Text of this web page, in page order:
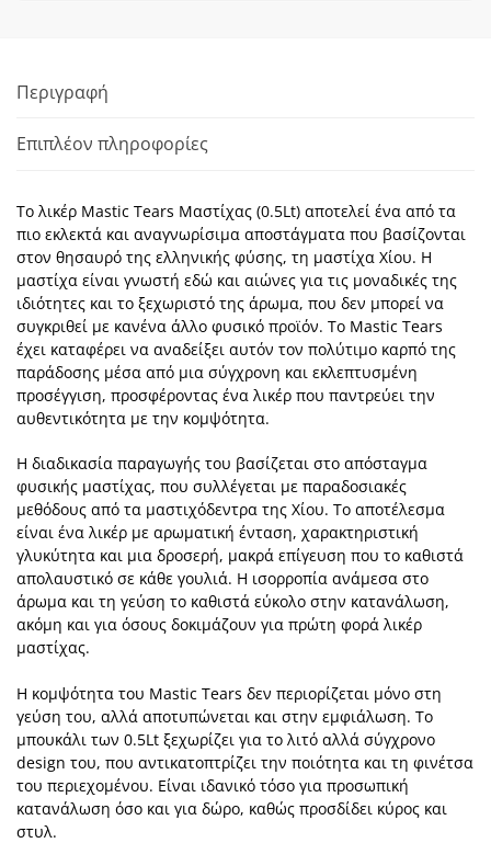
Περιγραφή
Επιπλέον πληροφορίες
Το λικέρ Mastic Tears Μαστίχας (0.5Lt) αποτελεί ένα από τα
πιο εκλεκτά και αναγνωρίσιμα αποστάγματα που βασίζονται
στον θησαυρό της ελληνικής φύσης, τη μαστίχα Χίου. Η
μαστίχα είναι γνωστή εδώ και αιώνες για τις μοναδικές της
ιδιότητες και το ξεχωριστό της άρωμα, που δεν μπορεί να
συγκριθεί με κανένα άλλο φυσικό προϊόν. Το Mastic Tears
έχει καταφέρει να αναδείξει αυτόν τον πολύτιμο καρπό της
παράδοσης μέσα από μια σύγχρονη και εκλεπτυσμένη
προσέγγιση, προσφέροντας ένα λικέρ που παντρεύει την
αυθεντικότητα με την κομψότητα.
Η διαδικασία παραγωγής του βασίζεται στο απόσταγμα
φυσικής μαστίχας, που συλλέγεται με παραδοσιακές
μεθόδους από τα μαστιχόδεντρα της Χίου. Το αποτέλεσμα
είναι ένα λικέρ με αρωματική ένταση, χαρακτηριστική
γλυκύτητα και μια δροσερή, μακρά επίγευση που το καθιστά
απολαυστικό σε κάθε γουλιά. Η ισορροπία ανάμεσα στο
άρωμα και τη γεύση το καθιστά εύκολο στην κατανάλωση,
ακόμη και για όσους δοκιμάζουν για πρώτη φορά λικέρ
μαστίχας.
Η κομψότητα του Mastic Tears δεν περιορίζεται μόνο στη
γεύση του, αλλά αποτυπώνεται και στην εμφιάλωση. Το
μπουκάλι των 0.5Lt ξεχωρίζει για το λιτό αλλά σύγχρονο
design του, που αντικατοπτρίζει την ποιότητα και τη φινέτσα
του περιεχομένου. Είναι ιδανικό τόσο για προσωπική
κατανάλωση όσο και για δώρο, καθώς προσδίδει κύρος και
στυλ.